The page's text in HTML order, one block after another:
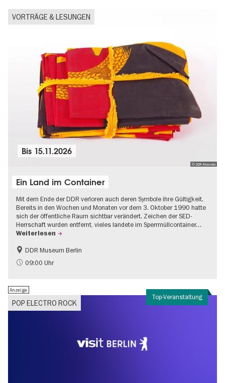
VORTRÄGE & LESUNGEN
© DDR Museum
Bis 15.11.2026
Ein Land im Container
Mit dem Ende der DDR verloren auch deren Symbole ihre Gültigkeit.
Bereits in den Wochen und Monaten vor dem 3. Oktober 1990 hatte
sich der öffentliche Raum sichtbar verändert. Zeichen der SED-
Herrschaft wurden entfernt, vieles landete im Sperrmüllcontainer…
Weiterlesen
DDR-Geschichte
Politik & Gesellschaft
DDR Museum Berlin
09:00 Uhr
Top-Veranstaltung
POP ELECTRO ROCK
Anzeige